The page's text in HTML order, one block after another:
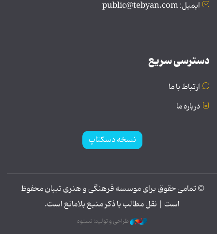
ایمیل: public@tebyan.com
دسترسی سریع
ارتباط با ما
درباره ما
نسخه دسکتاپ
© تمامی حقوق برای موسسه فرهنگی و هنری تبیان محفوظ
است | نقل مطالب با ذکر منبع بلامانع است.
طراحی و تولید: نستوه